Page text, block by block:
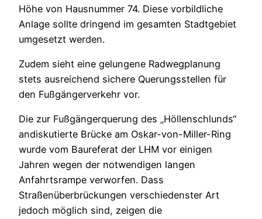
Höhe von Hausnummer 74. Diese vorbildliche
Anlage sollte dringend im gesamten Stadtgebiet
umgesetzt werden.
Zudem sieht eine gelungene Radwegplanung
stets ausreichend sichere Querungsstellen für
den Fußgängerverkehr vor.
Die zur Fußgängerquerung des „Höllenschlunds“
andiskutierte Brücke am Oskar-von-Miller-Ring
wurde vom Baureferat der LHM vor einigen
Jahren wegen der notwendigen langen
Anfahrtsrampe verworfen. Dass
Straßenüberbrückungen verschiedenster Art
jedoch möglich sind, zeigen die